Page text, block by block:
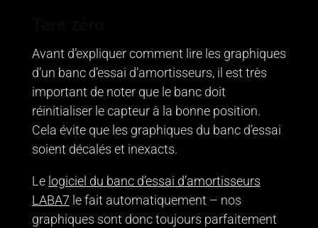
Avant d’expliquer comment lire les graphiques
d’un banc d’essai d’amortisseurs, il est très
important de noter que le banc doit
réinitialiser le capteur à la bonne position.
Cela évite que les graphiques du banc d’essai
soient décalés et inexacts.
Le logiciel du banc d’essai d’amortisseurs
LABA7 le fait automatiquement – nos
graphiques sont donc toujours parfaitement